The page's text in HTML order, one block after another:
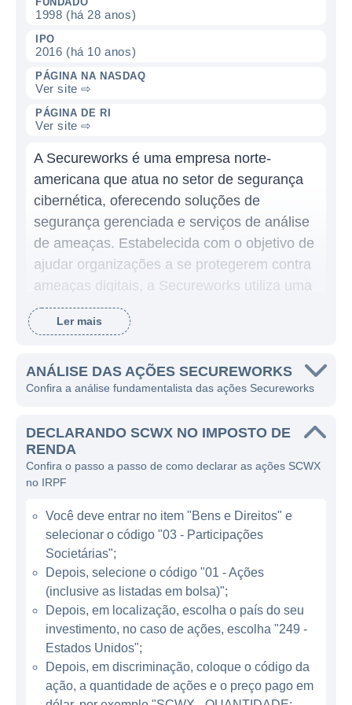
1998 (há 28 anos)
IPO
2016 (há 10 anos)
PÁGINA NA NASDAQ
Ver site ⇨
PÁGINA DE RI
Ver site ⇨
A Secureworks é uma empresa norte-
americana que atua no setor de segurança
cibernética, oferecendo soluções de
segurança gerenciada e serviços de análise
de ameaças. Estabelecida com o objetivo de
ajudar organizações a se protegerem contra
ameaças digitais, a Secureworks utiliza uma
combinação de tecnologia de ponta e
expertise humana para identificar, prevenir e
sua fundação, a empresa tem se dedicado a
oferecer proteção abrangente contra uma
ransomware e ataques de phishing.
A empresa gera receita principalmente
através de sua oferta de serviços de
segurança gerenciada, que inclui
monitoramento de rede 24 horas por dia, 7
dias por semana, suporte a incidentes, e
consultoria de segurança. Além disso, a
Secureworks também fornece serviços de
resposta a incidentes, análise de
vulnerabilidades e soluções de conformidade
regulatória. Com o crescimento constante
das ameaças cibernéticas, a demanda por
tais serviços tem aumentado, reforçando o
Ler mais
ANÁLISE DAS AÇÕES SECUREWORKS
Confira a análise fundamentalista das ações Secureworks
DECLARANDO SCWX NO IMPOSTO DE
RENDA
Confira o passo a passo de como declarar as ações SCWX
no IRPF
Você deve entrar no item "Bens e Direitos" e
selecionar o código "03 - Participações
Societárias";
Depois, selecione o código "01 - Ações
(inclusive as listadas em bolsa)";
Depois, em localização, escolha o país do seu
investimento, no caso de ações, escolha "249 -
Estados Unidos";
Depois, em discriminação, coloque o código da
ação, a quantidade de ações e o preço pago em